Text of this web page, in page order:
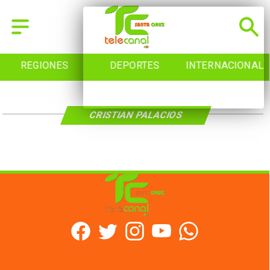
REGIONES DEPORTES INTERNACIONAL
CRISTIAN PALACIOS